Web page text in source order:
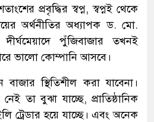
প্রবৃদ্ধির স্বপ্ন, স্বপ্নই থেকে
অর্থনীতির অধ্যাপক ড. মো.
পুঁজিবাজার তখনই
ভালো কোম্পানি আসবে।
স্থিতিশীল করা যাবেনা।
তা বুঝা যাচ্ছে, প্রাতিষ্ঠানিক
ট্রেডার হয়ে যাচ্ছে। এবং অনেক